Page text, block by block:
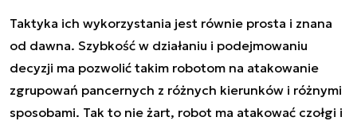
Taktyka ich wykorzystania jest równie prosta i znana
od dawna. Szybkość w działaniu i podejmowaniu
decyzji ma pozwolić takim robotom na atakowanie
zgrupowań pancernych z różnych kierunków i różnymi
sposobami. Tak to nie żart, robot ma atakować czołgi i